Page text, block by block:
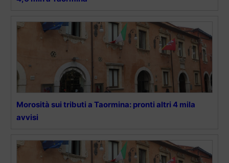
Morosità sui tributi a Taormina: pronti altri 4 mila
avvisi